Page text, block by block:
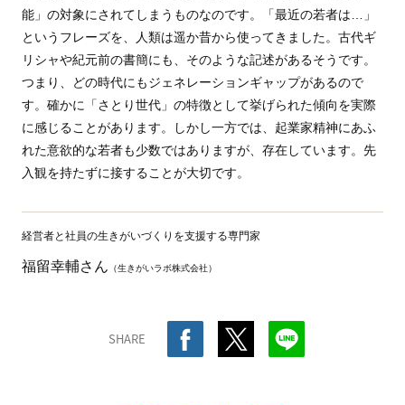
能」の対象にされてしまうものなのです。「最近の若者は…」
というフレーズを、人類は遥か昔から使ってきました。古代ギ
リシャや紀元前の書簡にも、そのような記述があるそうです。
つまり、どの時代にもジェネレーションギャップがあるので
す。確かに「さとり世代」の特徴として挙げられた傾向を実際
に感じることがあります。しかし一方では、起業家精神にあふ
れた意欲的な若者も少数ではありますが、存在しています。先
入観を持たずに接することが大切です。
経営者と社員の生きがいづくりを支援する専門家
福留幸輔さん （生きがいラボ株式会社）
SHARE